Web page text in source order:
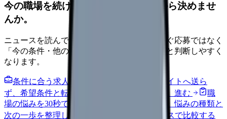
今の職場を続けるか、条件を比べてから決めませ
んか。
ニュースを読んで不安が強くなった時は、すぐ応募ではなく
「今の条件・他の選択肢・相談先」を分けると判断しやすく
なります。
条件に合う求人通知を受け取る
外部転職サイトへ送ら
ず、希望条件と転職時期を自社で預かります。 進む
職
場の悩みを30秒で診断
辞めるべきか迷う前に、悩みの種類と
次の一歩を整理します。
給料コンパスで比較する